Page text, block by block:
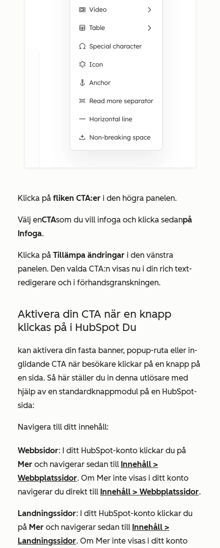
Klicka på fliken CTA:er i den högra panelen.
Välj enCTAsom du vill infoga och klicka sedanpå
Infoga.
Klicka på Tillämpa ändringar i den vänstra
panelen. Den valda CTA:n visas nu i din rich text-
redigerare och i förhandsgranskningen.
Aktivera din CTA när en knapp
klickas på i HubSpot Du
kan aktivera din fasta banner, popup-ruta eller in-
glidande CTA när besökare klickar på en knapp på
en sida. Så här ställer du in denna utlösare med
hjälp av en standardknappmodul på en HubSpot-
sida:
Navigera till ditt innehåll:
Webbsidor: I ditt HubSpot-konto klickar du på
Mer och navigerar sedan till Innehåll >
Webbplatssidor. Om Mer inte visas i ditt konto
navigerar du direkt till Innehåll > Webbplatssidor.
Landningssidor: I ditt HubSpot-konto klickar du
på Mer och navigerar sedan till Innehåll >
Landningssidor. Om Mer inte visas i ditt konto